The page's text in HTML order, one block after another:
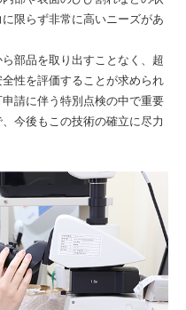
限らず非常に高いニーズがあ
部品を取り出すことなく、超
性を評価することが求められ
請に伴う特別点検の中で重要
今後もこの技術の確立に尽力